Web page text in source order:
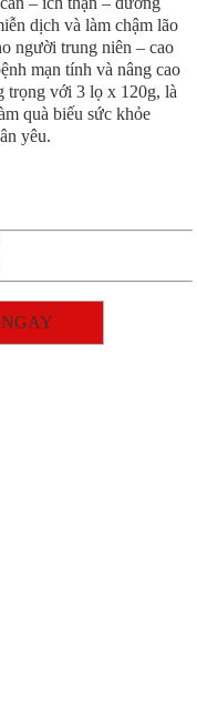
dịch và làm chậm lão
người trung niên – cao
mạn tính và nâng cao
trọng với 3 lọ x 120g, là
quà biếu sức khỏe
yêu.